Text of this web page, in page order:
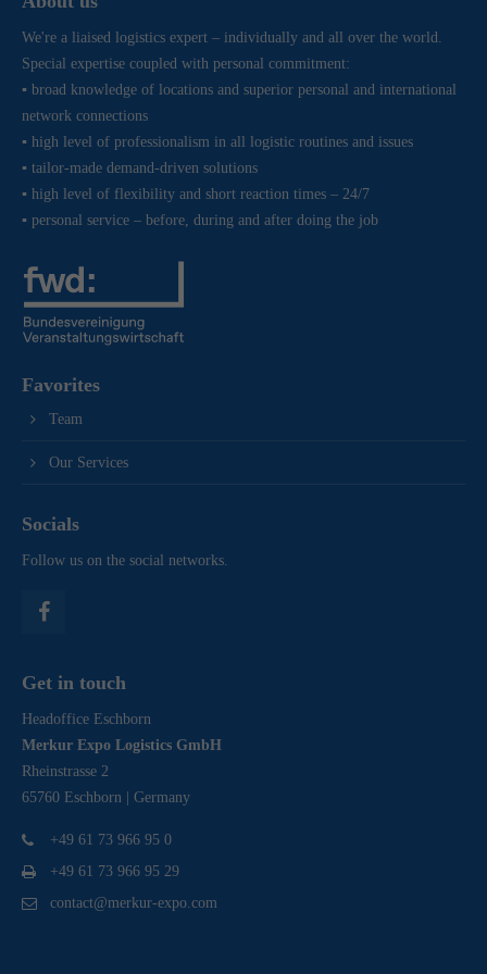
We're a liaised logistics expert – individually and all over the world.
Special expertise coupled with personal commitment:
▪ broad knowledge of locations and superior personal and international
network connections
▪ high level of professionalism in all logistic routines and issues
▪ tailor-made demand-driven solutions
▪ high level of flexibility and short reaction times – 24/7
▪ personal service – before, during and after doing the job
Favorites
Team
Our Services
Socials
Follow us on the social networks.
Get in touch
Headoffice Eschborn
Merkur Expo Logistics GmbH
Rheinstrasse 2
65760 Eschborn | Germany
+49 61 73 966 95 0
+49 61 73 966 95 29
contact@merkur-expo.com